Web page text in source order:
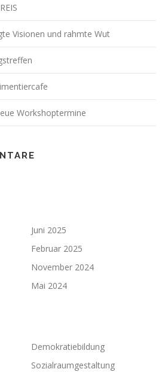
Visionen und rahmte Wut
Workshoptermine
Juni 2025
Februar 2025
November 2024
Mai 2024
Demokratiebildung
Sozialraumgestaltung